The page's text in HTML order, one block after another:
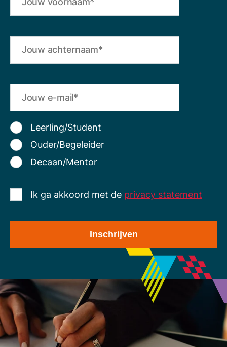
Leerling/Student
Ouder/Begeleider
Decaan/Mentor
Ik ga akkoord met de privacy statement